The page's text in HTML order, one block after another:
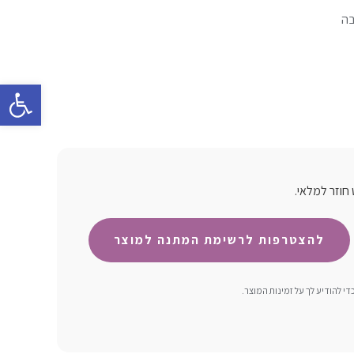
פתח
למלאי.
להודיע ​​לך על זמינות המוצר.